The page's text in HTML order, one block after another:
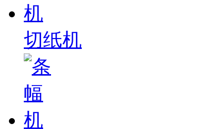
切纸机